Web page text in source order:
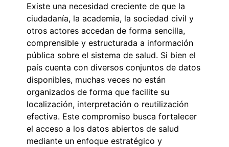
Existe una necesidad creciente de que la
ciudadanía, la academia, la sociedad civil y
otros actores accedan de forma sencilla,
comprensible y estructurada a información
pública sobre el sistema de salud. Si bien el
país cuenta con diversos conjuntos de datos
disponibles, muchas veces no están
organizados de forma que facilite su
localización, interpretación o reutilización
efectiva. Este compromiso busca fortalecer
el acceso a los datos abiertos de salud
mediante un enfoque estratégico y